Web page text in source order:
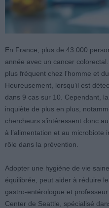
En France, plus de 43 000
année avec un cancer
plus fréquent chez l’homme et
Heureusement, lorsqu’il est
dans 9 cas sur 10. Cependant,
inquiète de plus en plus,
chercheurs s’intéressent donc
à l’alimentation et au
rôle dans la prévention.
Adopter une hygiène de vie
équilibrée, peut aider à réduire
gastro-entérologue et
Center de Seattle, spécialisé